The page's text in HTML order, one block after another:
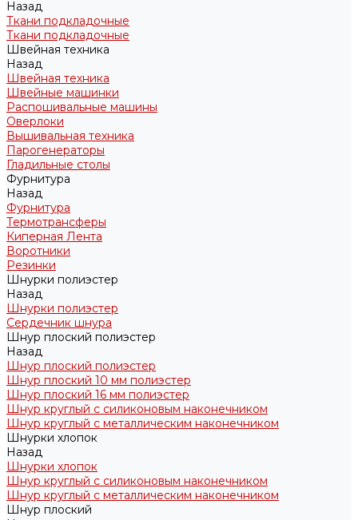
Назад
Ткани подкладочные
Ткани подкладочные
Швейная техника
Назад
Швейная техника
Швейные машинки
Распошивальные машины
Оверлоки
Вышивальная техника
Парогенераторы
Гладильные столы
Фурнитура
Назад
Фурнитура
Термотрансферы
Киперная Лента
Воротники
Резинки
Шнурки полиэстер
Назад
Шнурки полиэстер
Сердечник шнура
Шнур плоский полиэстер
Назад
Шнур плоский полиэстер
Шнур плоский 10 мм полиэстер
Шнур плоский 16 мм полиэстер
Шнур круглый с силиконовым наконечником
Шнур круглый с металлическим наконечником
Шнурки хлопок
Назад
Шнурки хлопок
Шнур круглый с силиконовым наконечником
Шнур круглый с металлическим наконечником
Шнур плоский